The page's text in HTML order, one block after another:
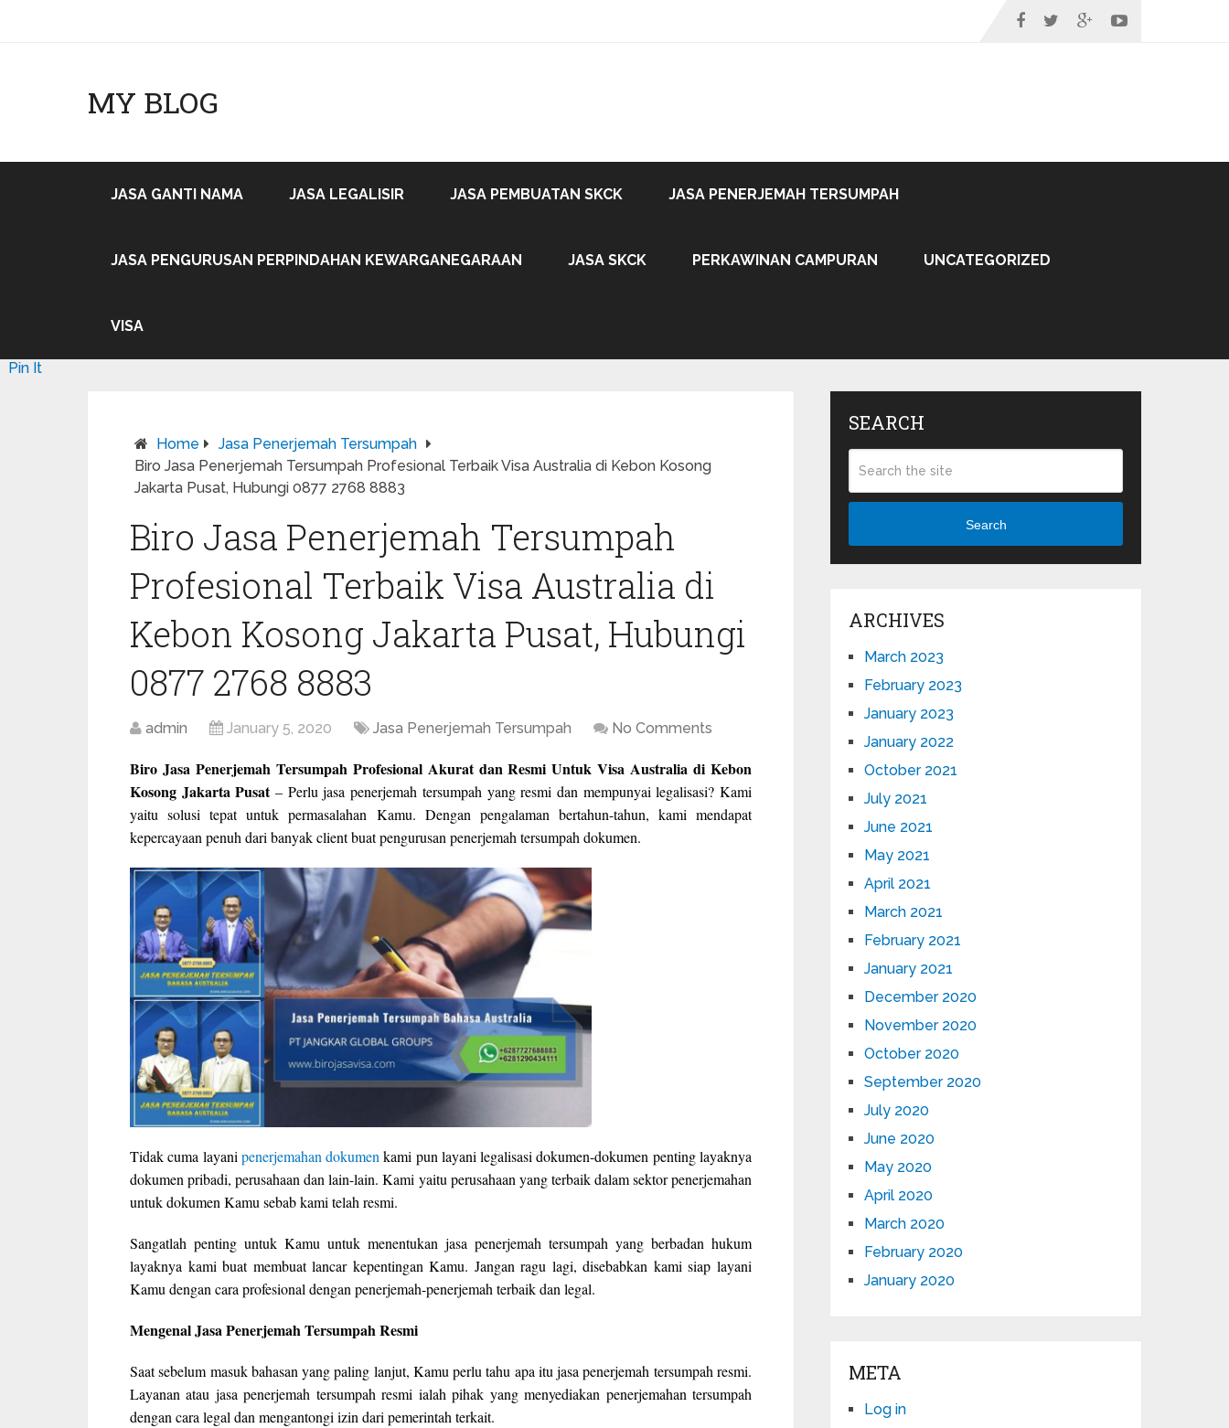
MY BLOG
JASA GANTI NAMA JASA LEGALISIR JASA PEMBUATAN SKCK JASA PENERJEMAH TERSUMPAH
JASA PENGURUSAN PERPINDAHAN KEWARGANEGARAAN JASA SKCK PERKAWINAN CAMPURAN UNCATEGORIZED
VISA
Home
Jasa Penerjemah Tersumpah
Biro Jasa Penerjemah Tersumpah Profesional Terbaik Visa Australia di Kebon Kosong
Jakarta Pusat, Hubungi 0877 2768 8883
Biro Jasa Penerjemah Tersumpah
Profesional Terbaik Visa Australia di
Kebon Kosong Jakarta Pusat, Hubungi
0877 2768 8883
admin January 5, 2020 Jasa Penerjemah Tersumpah No Comments
Biro Jasa Penerjemah Tersumpah Profesional Akurat dan Resmi Untuk Visa Australia di Kebon
Kosong Jakarta Pusat– Perlu jasa penerjemah tersumpah yang resmi dan mempunyai legalisasi? Kami
yaitu solusi tepat untuk permasalahan Kamu. Dengan pengalaman bertahun-tahun, kami mendapat
kepercayaan penuh dari banyak client buat pengurusan penerjemah tersumpah dokumen.
Tidak cuma layani penerjemahan dokumen kami pun layani legalisasi dokumen-dokumen penting layaknya
dokumen pribadi, perusahaan dan lain-lain. Kami yaitu perusahaan yang terbaik dalam sektor penerjemahan
untuk dokumen Kamu sebab kami telah resmi.
Sangatlah penting untuk Kamu untuk menentukan jasa penerjemah tersumpah yang berbadan hukum
layaknya kami buat membuat lancar kepentingan Kamu. Jangan ragu lagi, disebabkan kami siap layani
Kamu dengan cara profesional dengan penerjemah-penerjemah terbaik dan legal.
Mengenal Jasa Penerjemah Tersumpah Resmi
Saat sebelum masuk bahasan yang paling lanjut, Kamu perlu tahu apa itu jasa penerjemah tersumpah resmi.
Layanan atau jasa penerjemah tersumpah resmi ialah pihak yang menyediakan penerjemahan tersumpah
dengan cara legal dan mengantongi izin dari pemerintah terkait.
Pin It
SEARCH
Search
ARCHIVES
March 2023
February 2023
January 2023
January 2022
October 2021
July 2021
June 2021
May 2021
April 2021
March 2021
February 2021
January 2021
December 2020
November 2020
October 2020
September 2020
July 2020
June 2020
May 2020
April 2020
March 2020
February 2020
January 2020
META
Log in